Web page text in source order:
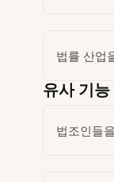
법률 산업
유사 기능
법조인들